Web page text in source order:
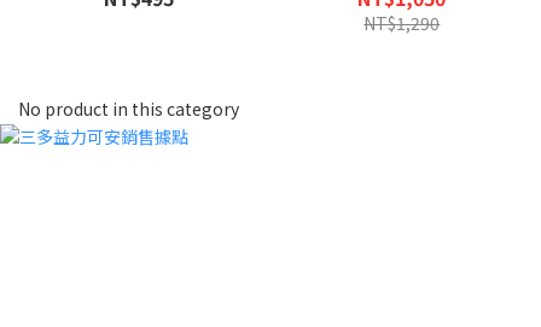
NT$1,290
No product in this category